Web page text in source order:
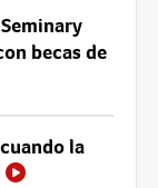
becas de
la